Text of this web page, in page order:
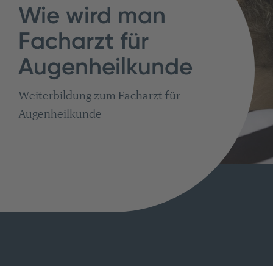
Wie wird man
Facharzt für
Augenheilkunde
Weiterbildung zum Facharzt für
Augenheilkunde